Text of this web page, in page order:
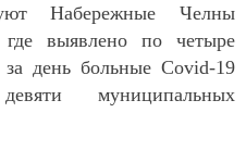
Набережные Челны
выявлено по четыре
день больные Covid-19
муниципальных